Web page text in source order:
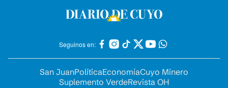
Seguinos en:
San JuanPolíticaEconomíaCuyo Minero
Suplemento VerdeRevista OH